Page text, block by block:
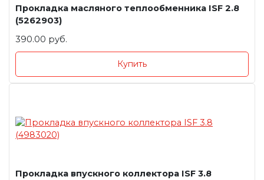
Прокладка масляного теплообменника ISF 2.8
(5262903)
390.00 руб.
Купить
Прокладка впускного коллектора ISF 3.8